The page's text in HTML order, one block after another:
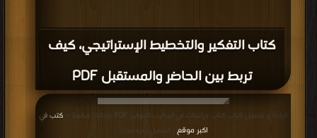
كتاب التفكير والتخطيط الإستراتيجي، كيف
تربط بين الحاضر والمستقبل PDF
قراءة و تحميل كتاب كتاب دراسات في أساليب التفكير PDF مجانا | مكتبة >
كتب في
اكبر موقع
| التحميل : مرة/مرات